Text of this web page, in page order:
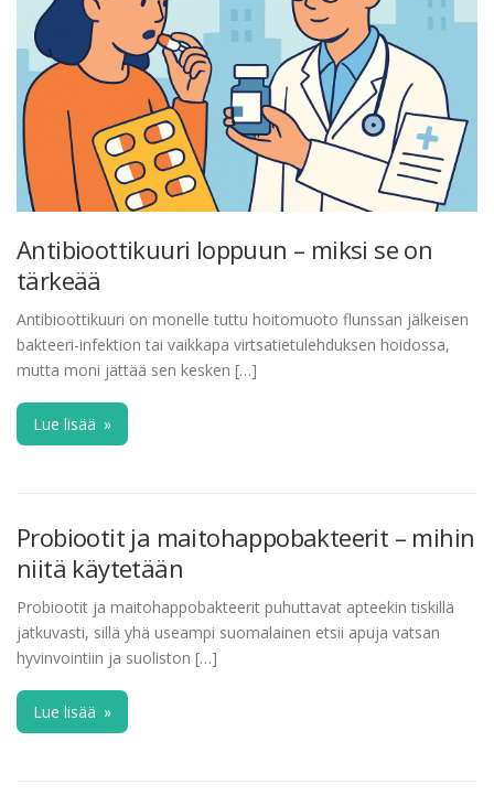
Antibioottikuuri loppuun – miksi se on
tärkeää
Antibioottikuuri on monelle tuttu hoitomuoto flunssan jälkeisen
bakteeri-infektion tai vaikkapa virtsatietulehduksen hoidossa,
mutta moni jättää sen kesken […]
Lue lisää »
Probiootit ja maitohappobakteerit – mihin
niitä käytetään
Probiootit ja maitohappobakteerit puhuttavat apteekin tiskillä
jatkuvasti, sillä yhä useampi suomalainen etsii apuja vatsan
hyvinvointiin ja suoliston […]
Lue lisää »